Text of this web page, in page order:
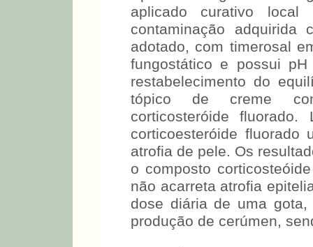
aplicado curativo local
contaminação
adotado, com timerosal
fungostático e possui
restabelecimento do
tópico de creme
corticosteróide
corticoesteróide fluorado
atrofia de pele. Os
o composto
não acarreta atrofia
dose diária de uma
produção de cerúmen,